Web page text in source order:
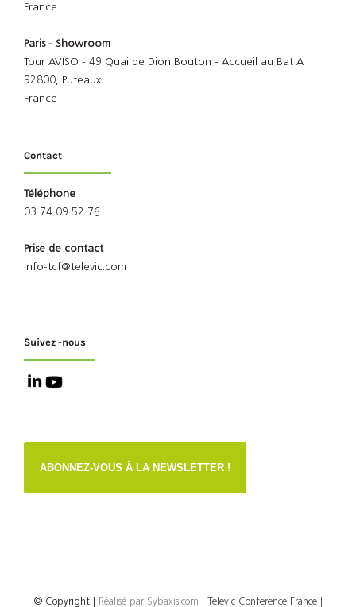
France
Paris - Showroom
Tour AVISO - 49 Quai de Dion Bouton - Accueil au Bat A
92800, Puteaux
France
Contact
Téléphone
03 74 09 52 76
Prise de contact
info-tcf@televic.com
Suivez -nous
ABONNEZ-VOUS À LA NEWSLETTER !
© Copyright Réalisé par Sybaxis.com | Televic Conference France |